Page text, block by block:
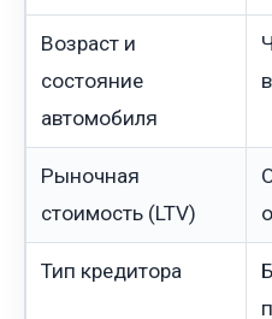
Возраст и
состояние
автомобиля
Рыночная
стоимость (LTV)
Тип кредитора